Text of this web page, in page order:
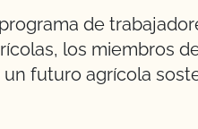
de
los miembros
futuro agrícola